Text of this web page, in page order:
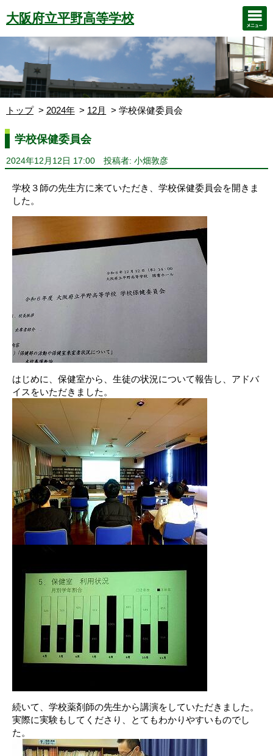
大阪府立平野高等学校
トップ 2024年 12月 学校保健委員会
学校保健委員会
2024年12月12日 17:00 投稿者: 小畑敦彦
学校３師の先生方に来ていただき、学校保健委員会を開きま
した。
はじめに、保健室から、生徒の状況について報告し、アドバ
イスをいただきました。
続いて、学校薬剤師の先生から講演をしていただきました。
実際に実験もしてくださり、とてもわかりやすいものでし
た。